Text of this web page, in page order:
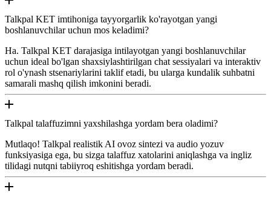
Talkpal KET imtihoniga tayyorgarlik ko'rayotgan yangi
boshlanuvchilar uchun mos keladimi?
Ha. Talkpal KET darajasiga intilayotgan yangi boshlanuvchilar
uchun ideal bo'lgan shaxsiylashtirilgan chat sessiyalari va interaktiv
rol o'ynash stsenariylarini taklif etadi, bu ularga kundalik suhbatni
samarali mashq qilish imkonini beradi.
Talkpal talaffuzimni yaxshilashga yordam bera oladimi?
Mutlaqo! Talkpal realistik AI ovoz sintezi va audio yozuv
funksiyasiga ega, bu sizga talaffuz xatolarini aniqlashga va ingliz
tilidagi nutqni tabiiyroq eshitishga yordam beradi.